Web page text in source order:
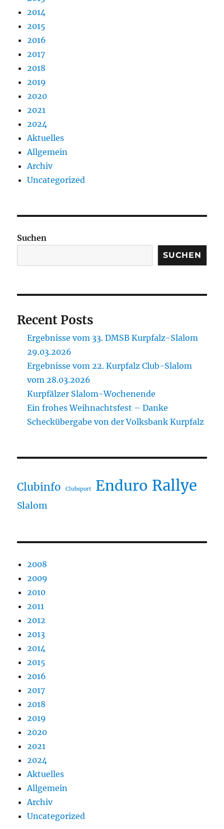
2014
2015
2016
2017
2018
2019
2020
2021
2024
Aktuelles
Allgemein
Archiv
Uncategorized
Suchen
SUCHEN
Recent Posts
Ergebnisse vom 33. DMSB Kurpfalz-Slalom
29.03.2026
Ergebnisse vom 22. Kurpfalz Club-Slalom
vom 28.03.2026
Kurpfälzer Slalom-Wochenende
Ein frohes Weihnachtsfest – Danke
Scheckübergabe von der Volksbank Kurpfalz
Clubinfo Clubsport Enduro Rallye
Slalom
2008
2009
2010
2011
2012
2013
2014
2015
2016
2017
2018
2019
2020
2021
2024
Aktuelles
Allgemein
Archiv
Uncategorized